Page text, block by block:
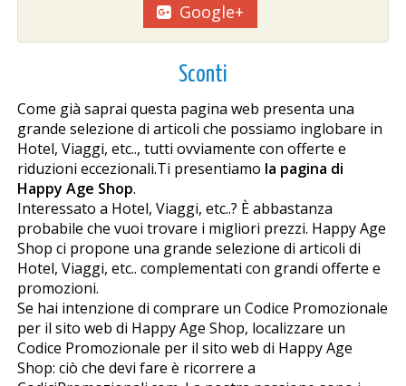
Google+
Sconti
Come già saprai questa pagina web presenta una
grande selezione di articoli che possiamo inglobare in
Hotel, Viaggi, etc.., tutti ovviamente con offerte e
riduzioni eccezionali.Ti presentiamo la pagina di
Happy Age Shop.
Interessato a Hotel, Viaggi, etc..? È abbastanza
probabile che vuoi trovare i migliori prezzi. Happy Age
Shop ci propone una grande selezione di articoli di
Hotel, Viaggi, etc.. complementati con grandi offerte e
promozioni.
Se hai intenzione di comprare un Codice Promozionale
per il sito web di Happy Age Shop, localizzare un
Codice Promozionale per il sito web di Happy Age
Shop: ciò che devi fare è ricorrere a